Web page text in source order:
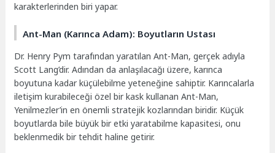
karakterlerinden biri yapar.
Ant-Man (Karınca Adam): Boyutların Ustası
Dr. Henry Pym tarafından yaratılan Ant-Man, gerçek adıyla
Scott Lang’dir. Adından da anlaşılacağı üzere, karınca
boyutuna kadar küçülebilme yeteneğine sahiptir. Karıncalarla
iletişim kurabileceği özel bir kask kullanan Ant-Man,
Yenilmezler’in en önemli stratejik kozlarından biridir. Küçük
boyutlarda bile büyük bir etki yaratabilme kapasitesi, onu
beklenmedik bir tehdit haline getirir.